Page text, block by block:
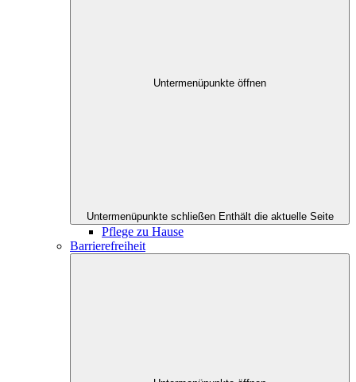
Untermenüpunkte öffnen
Untermenüpunkte schließen Enthält die aktuelle Seite
Pflege zu Hause
Barrierefreiheit